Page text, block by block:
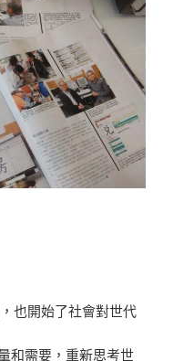
也開始了社會對世代
和需要，重新思考世